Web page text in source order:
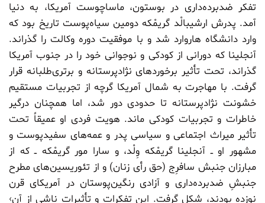
تفکر ضدبرده‌داری در بوستون، ماساچوست آمریکا، به دنیا
آمد. پدرش ارشیبالْد گریمْکه دومین سیاه‌پوست تاریخ بود که
وارد دانشگاه هاروارد شد و با موفقیت دوره وکالت را گذراند.
آنجلینا که دورانی از کودکی و نوجوانی خود را در جنوب آمریکا
گذراند، تحت تأثیر برخوردهای نژادپرستانه و برتری‌طلبانه قرار
گرفت. با مهاجرت به شمال آمریکا گرچه از تجربیات مستقیم
خشونت نژادپرستانه تا حدودی دور شد، اما همچنان درگیر
خاطرات و تجربیات کودکی ماند. هویت فردی او عمیقاً تحت
تأثیر میراث اجتماعی و سیاسی پدر و عمه‌های سفیدپوست و
مشهور او ــ آنجلینا گریمْکه وِلْد، و سارا مور گریمْکه ــ که از
مبارزان جنبش سافرِج (حق رأی زنان) و از تئوریسین‌های مطرح
جنبشِ ضدبرده‌داری و آزادی رنگین‌پوستان در آمریکای قرن
نوزده بودند، شکل گرفت. این تفکرات و تأثیراتِ ناشی از آن›